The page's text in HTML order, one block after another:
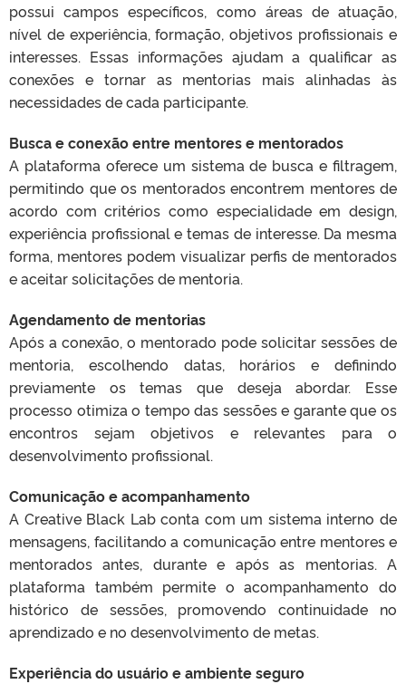
possui campos específicos, como áreas de atuação,
nível de experiência, formação, objetivos profissionais e
interesses. Essas informações ajudam a qualificar as
conexões e tornar as mentorias mais alinhadas às
necessidades de cada participante.
Busca e conexão entre mentores e mentorados
A plataforma oferece um sistema de busca e filtragem,
permitindo que os mentorados encontrem mentores de
acordo com critérios como especialidade em design,
experiência profissional e temas de interesse. Da mesma
forma, mentores podem visualizar perfis de mentorados
e aceitar solicitações de mentoria.
Agendamento de mentorias
Após a conexão, o mentorado pode solicitar sessões de
mentoria, escolhendo datas, horários e definindo
previamente os temas que deseja abordar. Esse
processo otimiza o tempo das sessões e garante que os
encontros sejam objetivos e relevantes para o
desenvolvimento profissional.
Comunicação e acompanhamento
A Creative Black Lab conta com um sistema interno de
mensagens, facilitando a comunicação entre mentores e
mentorados antes, durante e após as mentorias. A
plataforma também permite o acompanhamento do
histórico de sessões, promovendo continuidade no
aprendizado e no desenvolvimento de metas.
Experiência do usuário e ambiente seguro